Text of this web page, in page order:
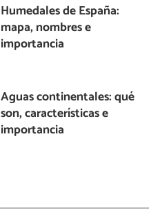
Humedales de España:
mapa, nombres e
importancia
Aguas continentales: qué
son, características e
importancia